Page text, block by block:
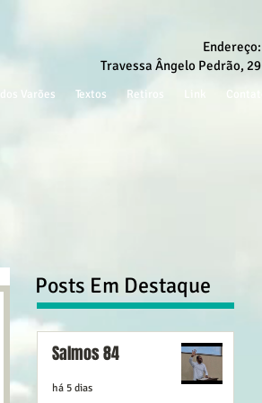
dos Varões Textos Retiros Contato
Endereço:
Travessa Ângelo Pedrão, 29
Posts Em Destaque
Salmos 84
há 5 dias